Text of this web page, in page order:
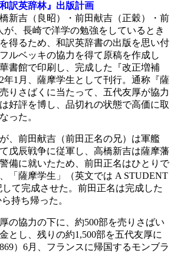
訳英辞林』出版計画
新吉（良昭）・前田献吉（正穀）・前
が、長崎で洋学の勉強をしているとき
得るため、和訳英辞書の出版を思い付
ルベッキの協力を得て原稿を作成し
書館で印刷し、完成した『改正増補
年1月、薩摩学生として刊行。通称『薩
りさばくに当たって、五代友厚が協力
好評を博し、品切れの状態で高価に取
った。
、前田献吉（前田正名の兄）は軍艦
戊辰戦争に従軍し、高橋新吉は薩摩藩
備に就いたため、前田正名はひとりで
「薩摩学生」（英文では A STUDENT
て完成させた。前田正名は完成した
持ち帰った。
の協力の下に、約500部を売りさばい
とし、残りの約1,500部を五代友厚に
）6月、フランスに帰国するモンブラ